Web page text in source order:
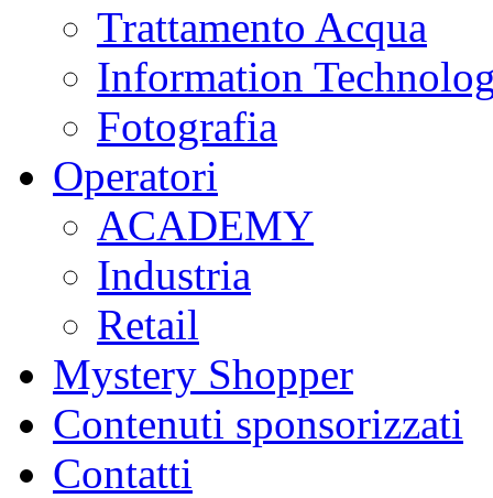
Trattamento Acqua
Information
Fotografia
Operatori
ACADEMY
Industria
Retail
Mystery Shopper
Contenuti sponsorizzati
Contatti